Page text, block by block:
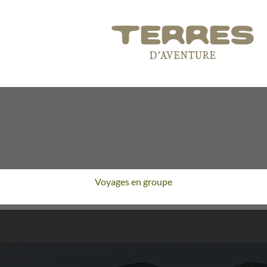
Voyages en groupe